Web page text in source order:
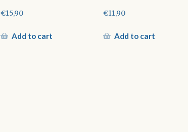
€15,90
Add to cart
€11,90
Add to cart